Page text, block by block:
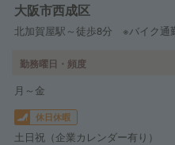
大阪市西成区
北加賀屋駅～徒歩8分 ※バイク通
勤務曜日・頻度
月～金
休日休暇
土日祝（企業カレンダー有り）